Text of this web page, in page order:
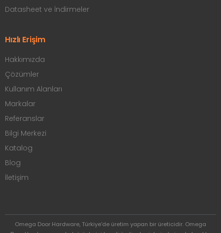
Datasheet ve İndirmeler
Hızlı Erişim
Hakkımızda
Çözümler
Kullanım Alanları
Markalar
Referanslar
Bilgi Merkezi
Katalog
Blog
İletişim
Omega Door Hardware, Türkiye'de üretim yapan bir üreticidir. Omega